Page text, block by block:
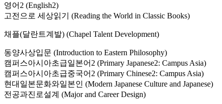
영어2 (English2)
고전으로 세상읽기 (Reading the World in Classic Books)
채플(달란트계발) (Chapel Talent Development)
동양사상입문 (Introduction to Eastern Philosophy)
캠퍼스아시아초급일본어2 (Primary Japanese2: Campus Asia)
캠퍼스아시아초급중국어2 (Primary Chinese2: Campus Asia)
현대일본문화와일본인 (Modern Japanese Culture and Japanese)
전공과진로설계 (Major and Career Design)